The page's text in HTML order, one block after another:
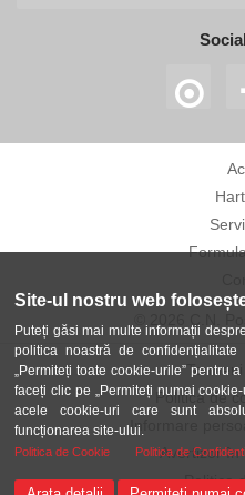
Site-ul nostru web
Puteți găsi mai multe informații
politica noastră de
„Permiteți toate cookie-urile” pentru
faceți clic pe „Permiteți numai
acele cookie-uri care sunt
funcționarea site-ului.
Politica de Cookie Politica de
Politica de
Informare
Avertizor în
Politica